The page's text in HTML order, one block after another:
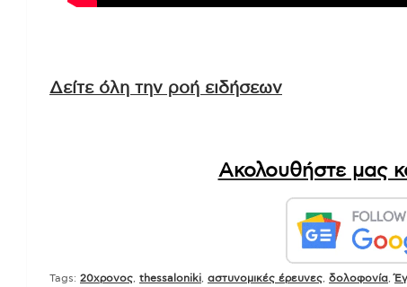
Δείτε όλη την ροή ειδήσεων
Ακολουθήστε μας
Tags: 20χρονος thessaloniki αστυνομικές έρευνες δολοφονία ,